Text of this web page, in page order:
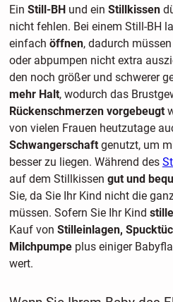
Ein Still-BHund ein Stillkissen
nicht fehlen. Bei einem Still-BH
einfach öffnen, dadurch
oder abpumpen nicht extra
den noch größer und schwerer
mehr Halt, wodurch das
Rückenschmerzen vorgebeugt
von vielen Frauen heutzutage
Schwangerschaftgenutzt, um
besser zu liegen. Während des
auf dem Stillkissen gut und
Sie, da Sie Ihr Kind nicht die
müssen. Sofern Sie Ihr Kind
Kauf von Stilleinlagen,
Milchpumpeplus einiger
wert.